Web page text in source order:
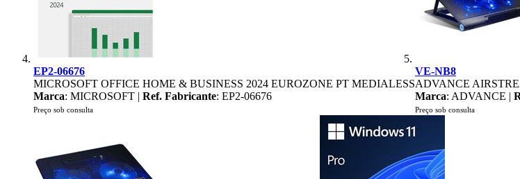
EP2-06676
MICROSOFT OFFICE HOME & BUSINESS 2024 EUROZONE PT MEDIALESS
Marca: MICROSOFT | Ref. Fabricante: EP2-06676
Preço sob consulta
VE-NB8
ADVANCE
Marca: ADVANCE |
Preço sob consulta